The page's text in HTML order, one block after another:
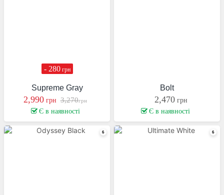
Supreme Gray
2,990грн 3,270грн
- 280грн
Є в наявності
Bolt
2,470 грн
Є в наявності